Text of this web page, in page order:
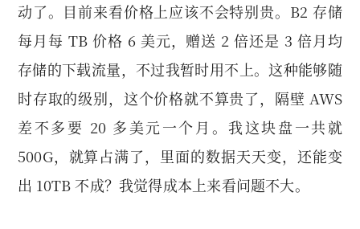
动了。目前来看价格上应该不会特别贵。B2 存储
每月每 TB 价格 6 美元，赠送 2 倍还是 3 倍月均
存储的下载流量，不过我暂时用不上。这种能够随
时存取的级别，这个价格就不算贵了，隔壁 AWS
差不多要 20 多美元一个月。我这块盘一共就
500G，就算占满了，里面的数据天天变，还能变
出 10TB 不成？我觉得成本上来看问题不大。